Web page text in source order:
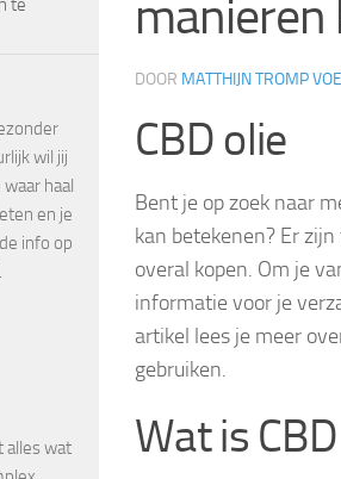
manieren
DOOR MATTHIJN TROMP
CBD olie
Bent je op zoek naar
kan betekenen? Er
overal kopen. Om je
informatie voor je
artikel lees je meer
gebruiken.
Wat is
te
wil jij
haal
en je
info op
alles wat